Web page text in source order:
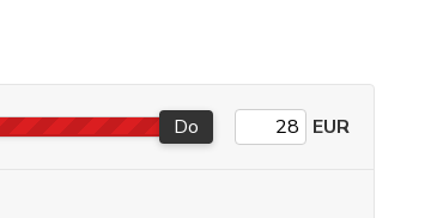
Do EUR